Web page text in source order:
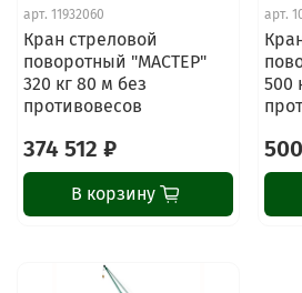
арт. 11932060
Кран стреловой
поворотный "МАСТЕР"
320 кг 80 м без
противовесов
374 512 ₽
В корзину
арт.
500